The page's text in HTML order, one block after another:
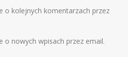
o kolejnych komentarzach przez
o nowych wpisach przez email.